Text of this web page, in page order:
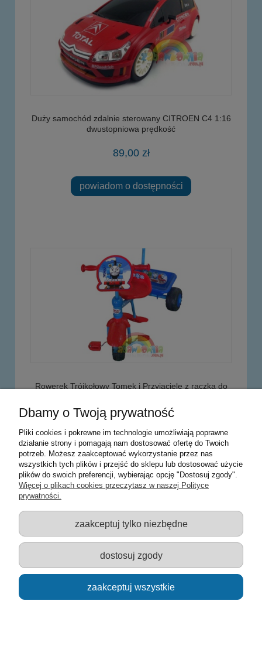
Duży samochód zdalnie sterowany CITROEN C4 1:16
dwustopniowa prędkość
89,00 zł
powiadom o dostępności
Rowerek Trójkołowy Tomek i Przyjaciele z rączką do
169,00 zł
do koszyka
Dbamy o Twoją prywatność
Pliki cookies i pokrewne im technologie umożliwiają poprawne
działanie strony i pomagają nam dostosować ofertę do Twoich
potrzeb. Możesz zaakceptować wykorzystanie przez nas
wszystkich tych plików i przejść do sklepu lub dostosować użycie
plików do swoich preferencji, wybierając opcję "Dostosuj zgody".
Więcej o plikach cookies przeczytasz w naszej Polityce
prywatności.
zaakceptuj tylko niezbędne
dostosuj zgody
zaakceptuj wszystkie